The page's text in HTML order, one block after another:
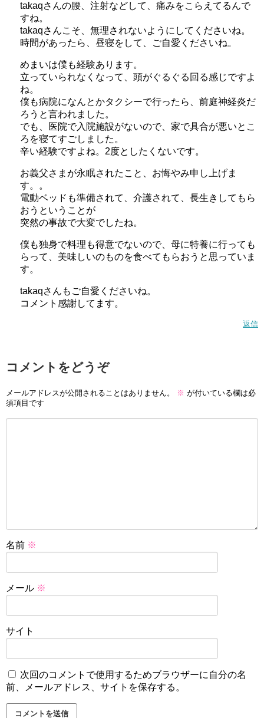
takaqさんの腰、注射などして、痛みをこらえてるんで
すね。
takaqさんこそ、無理されないようにしてくださいね。
時間があったら、昼寝をして、ご自愛くださいね。
めまいは僕も経験あります。
立っていられなくなって、頭がぐるぐる回る感じですよ
ね。
僕も病院になんとかタクシーで行ったら、前庭神経炎だ
ろうと言われました。
でも、医院で入院施設がないので、家で具合が悪いとこ
ろを寝てすごしました。
辛い経験ですよね。2度としたくないです。
お義父さまが永眠されたこと、お悔やみ申し上げま
す。。
電動ベッドも準備されて、介護されて、長生きしてもら
おうということが
突然の事故で大変でしたね。
僕も独身で料理も得意でないので、母に特養に行っても
らって、美味しいのものを食べてもらおうと思っていま
す。
takaqさんもご自愛くださいね。
コメント感謝してます。
返信
コメントをどうぞ
メールアドレスが公開されることはありません。 ※ が付いている欄は必
須項目です
名前 ※
メール ※
サイト
次回のコメントで使用するためブラウザーに自分の名
前、メールアドレス、サイトを保存する。